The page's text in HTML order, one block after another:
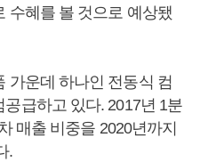
수혜를 볼 것으로 예상됐
가운데 하나인 전동식 컴
급하고 있다. 2017년 1분
매출 비중을 2020년까지
.